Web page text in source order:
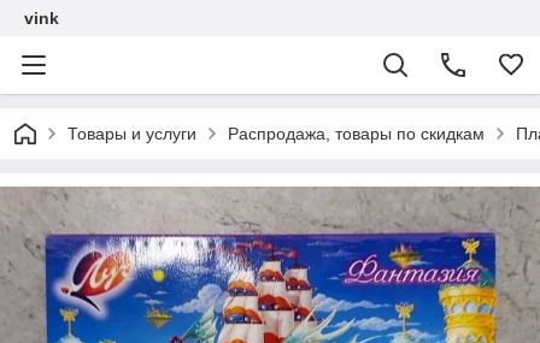
vink
Товары и услуги Распродажа, товары по скидкам